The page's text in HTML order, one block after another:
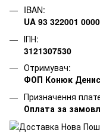
IBAN:
UA 93 322001
ІПН:
3121307530
Отримувач:
ФОП Конюк Денис
Призначення
Оплата за